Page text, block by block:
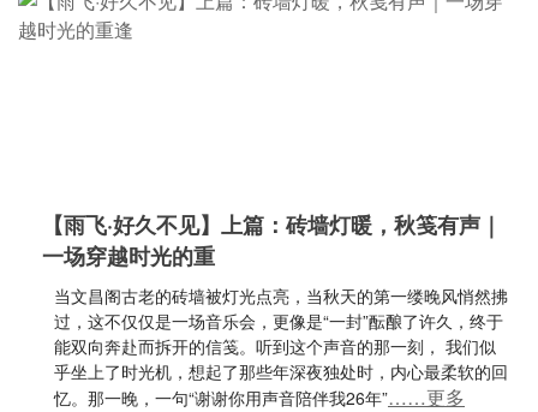
【雨飞·好久不见】上篇：砖墙灯暖，秋笺有声｜
一场穿越时光的重
当文昌阁古老的砖墙被灯光点亮，当秋天的第一缕晚风悄然拂
过，这不仅仅是一场音乐会，更像是“一封”酝酿了许久，终于
能双向奔赴而拆开的信笺。听到这个声音的那一刻， 我们似
乎坐上了时光机，想起了那些年深夜独处时，内心最柔软的回
忆。那一晚，一句“谢谢你用声音陪伴我26年”……更多